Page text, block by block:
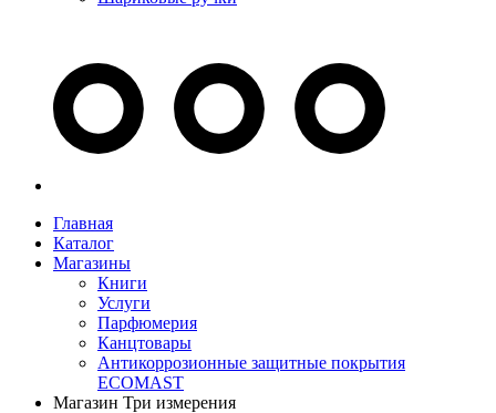
Главная
Каталог
Магазины
Книги
Услуги
Парфюмерия
Канцтовары
Антикоррозионные защитные покрытия
ECOMAST
Магазин Три измерения